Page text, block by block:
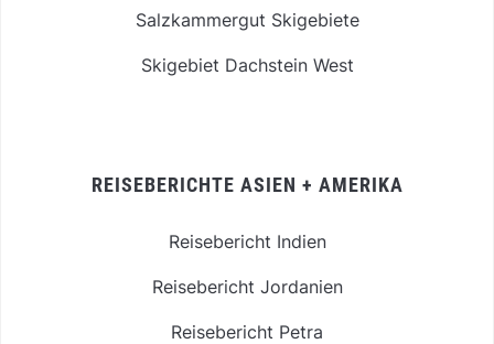
Salzkammergut Skigebiete
Skigebiet Dachstein West
REISEBERICHTE ASIEN + AMERIKA
Reisebericht Indien
Reisebericht Jordanien
Reisebericht Petra